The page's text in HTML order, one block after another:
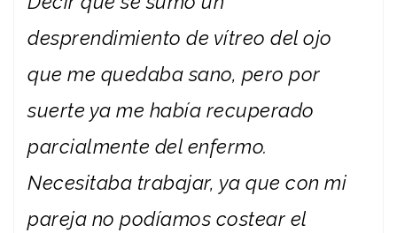
desprendimiento de vítreo del ojo
que me quedaba sano, pero por
suerte ya me había recuperado
parcialmente del enfermo.
Necesitaba trabajar, ya que con mi
pareja no podíamos costear el